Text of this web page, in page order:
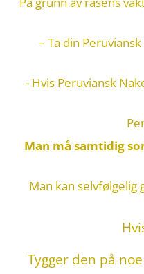
– Ta din
- Hvis Peruviansk
Man må samtidig
Man kan
Tygger den på